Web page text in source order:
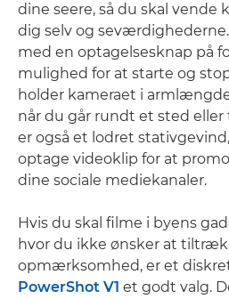
dine seere, så du skal vende
dig selv og seværdighederne.
med en optagelsesknap på
mulighed for at starte og
holder kameraet i
når du går rundt et sted eller
er også et lodret
optage videoklip for at
dine sociale mediekanaler.
Hvis du skal filme i byens
hvor du ikke ønsker at
opmærksomhed, er et
PowerShot V1 et godt valg.